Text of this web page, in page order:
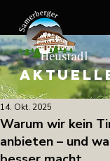
Warum wir kein
anbieten – und
14. Okt. 2025